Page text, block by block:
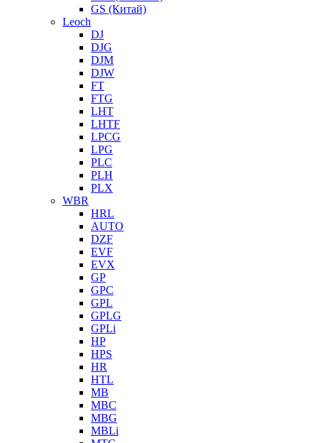
GS (Китай)
Leoch
DJ
DJG
DJM
DJW
FT
FTG
LHT
LHTF
LPCG
LPG
PLC
PLH
PLX
WBR
HRL
AUTO
DZF
EVF
EVX
GP
GPC
GPL
GPLG
GPLi
HP
HPS
HR
HTL
MB
MBC
MBG
MBLi